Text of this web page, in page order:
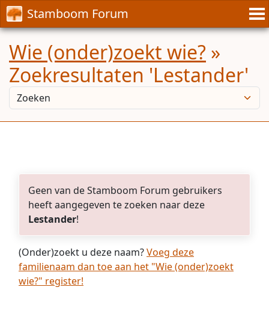
Stamboom Forum
Wie (onder)zoekt wie? »
Zoekresultaten 'Lestander'
Geen van de Stamboom Forum gebruikers
heeft aangegeven te zoeken naar deze
Lestander!
(Onder)zoekt u deze naam?Voeg deze
familienaam dan toe aan het "Wie (onder)zoekt
wie?" register!